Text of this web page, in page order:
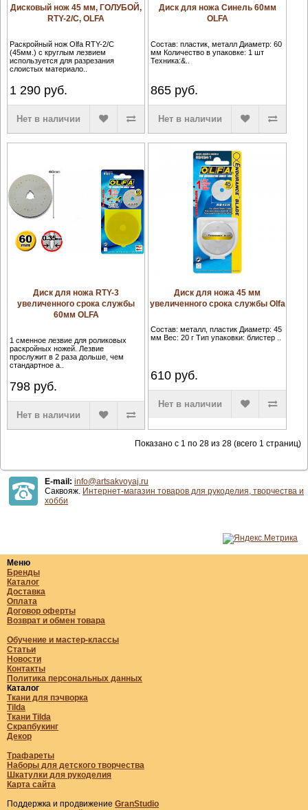
Дисковый нож 45 мм, ГОЛУБОЙ,
RTY-2/C, OLFA
Раскройный нож Olfa RTY-2/C
(45мм.) с круглым лезвием
используется для разрезания
слоистых материало..
1 290руб.
Нет в наличии
Диск для ножа Синель 60мм
OLFA
Состав: пластик, металл Диаметр: 60
мм Количество в упаковке: 1 шт
Техника:&..
865 руб.
Нет в наличии
Диск для ножа RTY-3
увеличенного срока службы
60мм OLFA
1 сменное лезвие для роликовых
раскройных ножей. Лезвие
прослужит в 2 раза дольше, чем
стандартное а..
798руб.
Нет в наличии
Диск для ножа 45 мм
увеличенного срока службы Olfa
Состав: металл, пластик Диаметр: 45
мм Вес: 20 г Тип упаковки: блистер ..
610 руб.
Нет в наличии
Показано с 1 по 28 из 28 (всего 1 страниц)
E-mail: info@artsakvoyaj.ru
Саквояж. Интернет-магазин товаров для рукоделия, творчества и
хобби
Меню
Бренды
Каталог
Доставка
Оплата
Договор оферты
Возврат и обмен товара
Обучение и мастер-классы
Статьи
Новости
Контакты
Политика персональных данных
Каталог
Ткани для пэчворка
Tilda
Ткани Tilda
Скрапбукинг
Декор
Трафареты
Наборы для детского творчества
Шкатулки для рукоделия
Карта сайта
Поддержка и продвижение GranStudio